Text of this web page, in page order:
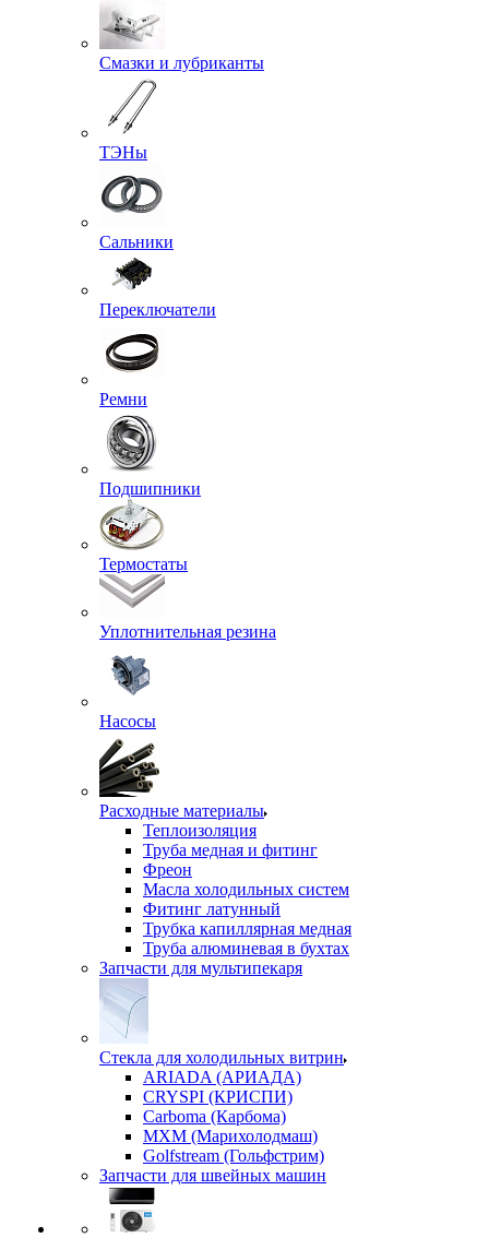
Смазки и лубриканты
ТЭНы
Сальники
Переключатели
Ремни
Подшипники
Термостаты
Уплотнительная резина
Насосы
Расходные материалы
Теплоизоляция
Труба медная и фитинг
Фреон
Масла холодильных систем
Фитинг латунный
Трубка капиллярная медная
Труба алюминевая в бухтах
Запчасти для мультипекаря
Стекла для холодильных витрин
ARIADA (АРИАДА)
CRYSPI (КРИСПИ)
Carboma (Карбома)
MXM (Марихолодмаш)
Golfstream (Гольфстрим)
Запчасти для швейных машин